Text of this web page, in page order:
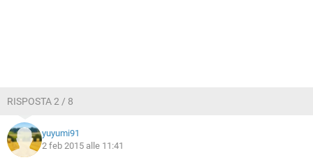
RISPOSTA 2 / 8
yuyumi91
2 feb 2015 alle 11:41